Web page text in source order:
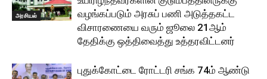
அரசியல்
வழங்கப்படும் அரசுப் பணி அடுத்தகட்ட
விசாரணையை வரும் ஜூலை 21ஆம்
தேதிக்கு ஒத்திவைத்து உத்தரவிட்டனர்
புதுக்கோட்டை ரோட்டரி சங்க 74ம் ஆண்டு